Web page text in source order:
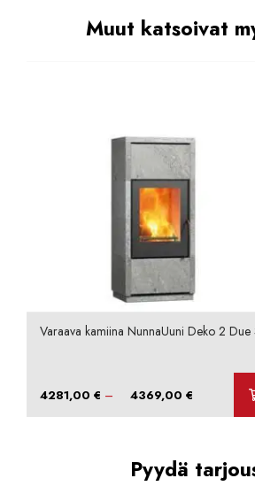
Muut katsoivat
Varaava kamiina NunnaUuni Deko 2 Due
4281,00€ – 4369,00€ Hintaluokka:
Pyydä